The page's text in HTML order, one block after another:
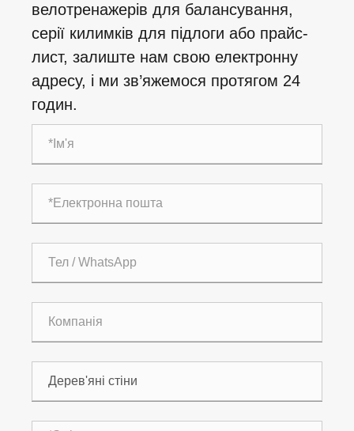
велотренажерів для балансування,
серії килимків для підлоги або прайс-
лист, залиште нам свою електронну
адресу, і ми зв’яжемося протягом 24
годин.